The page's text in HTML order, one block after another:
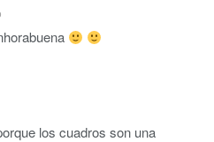
los cuadros son una